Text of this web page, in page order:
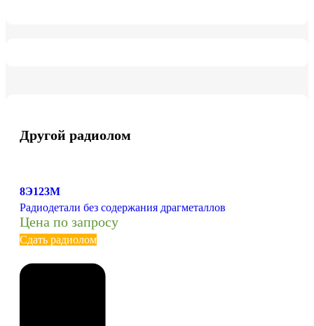
Другой радиолом
8Э123М
Радиодетали без содержания драгметаллов
Цена по запросу
Сдать радиолом